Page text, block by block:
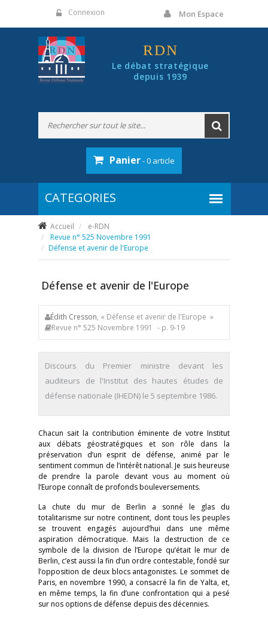
Connexion Mon Espace
RDN
Le débat stratégique
depuis 1939
Panier- 0 article
Accueil
e-RDN
Revue n° 525 Novembre 1991
Défense et avenir de l'Europe
Défense et avenir de l'Europe
Édith Cresson, « Défense et avenir de l'Europe »
Revue n° 525 Novembre 1991
- p. 9-19
Discours du Premier ministre devant les
auditeurs de l'Institut des hautes études de
défense nationale (IHEDN) le 5 septembre 1986.
Chacun sait la contribution éminente de votre Institut
aux débats géostratégiques et son rôle dans la
préservation d’un esprit de défense, animé par le
sentiment commun de l’intérêt national. Je suis heureuse
de prendre la parole devant vous au moment où
l’Europe connaît de profonds bouleversements.
La chute du mur de Berlin a sonné le glas du
totalitarisme sur notre continent, dont tous les peuples
se trouvent engagés aujourd’hui dans une même
aspiration démocratique. Mais la destruction de ce
symbole de la division de l’Europe qu’était le mur de
Berlin, c’est aussi la fin d’un ordre contestable, fondé sur
l’opposition de deux blocs antagonistes. Le sommet de
Paris, en novembre 1990, a consacré la fin de Yalta, et,
en même temps, la fin d’une confrontation qui a pesé
sur nos options de défense depuis des décennies.